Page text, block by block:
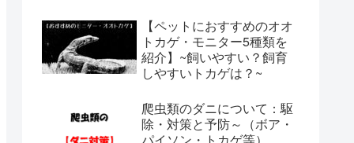
【ペットにおすすめのオオ
トカゲ・モニター5種類を
紹介】~飼いやすい？飼育
しやすいトカゲは？~
爬虫類のダニについて：駆
除・対策と予防～（ボア・